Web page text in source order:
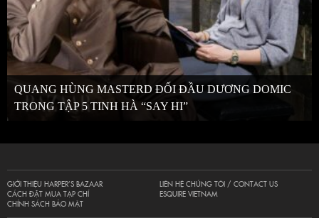
QUANG HÙNG MASTERD ĐỐI ĐẦU DƯƠNG DOMIC
TRONG TẬP 5 TINH HÀ “SAY HI”
GIỚI THIỆU HARPER’S BAZAAR
CÁCH ĐẶT MUA TẠP CHÍ
CHÍNH SÁCH BẢO MẬT
LIÊN HỆ CHÚNG TÔI / CONTACT US
ESQUIRE VIETNAM